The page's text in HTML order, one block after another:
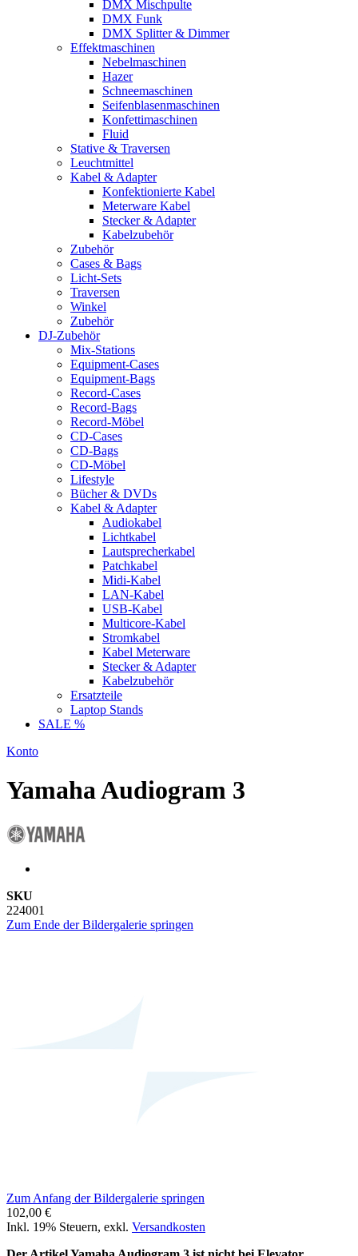
DMX Mischpulte
DMX Funk
DMX Splitter & Dimmer
Effektmaschinen
Nebelmaschinen
Hazer
Schneemaschinen
Seifenblasenmaschinen
Konfettimaschinen
Fluid
Stative & Traversen
Leuchtmittel
Kabel & Adapter
Konfektionierte Kabel
Meterware Kabel
Stecker & Adapter
Kabelzubehör
Zubehör
Cases & Bags
Licht-Sets
Traversen
Winkel
Zubehör
DJ-Zubehör
Mix-Stations
Equipment-Cases
Equipment-Bags
Record-Cases
Record-Bags
Record-Möbel
CD-Cases
CD-Bags
CD-Möbel
Lifestyle
Bücher & DVDs
Kabel & Adapter
Audiokabel
Lichtkabel
Lautsprecherkabel
Patchkabel
Midi-Kabel
LAN-Kabel
USB-Kabel
Multicore-Kabel
Stromkabel
Kabel Meterware
Stecker & Adapter
Kabelzubehör
Ersatzteile
Laptop Stands
SALE %
Konto
Yamaha Audiogram 3
SKU
224001
Zum Ende der Bildergalerie springen
Zum Anfang der Bildergalerie springen
102,00 €
Inkl. 19% Steuern, exkl. Versandkosten